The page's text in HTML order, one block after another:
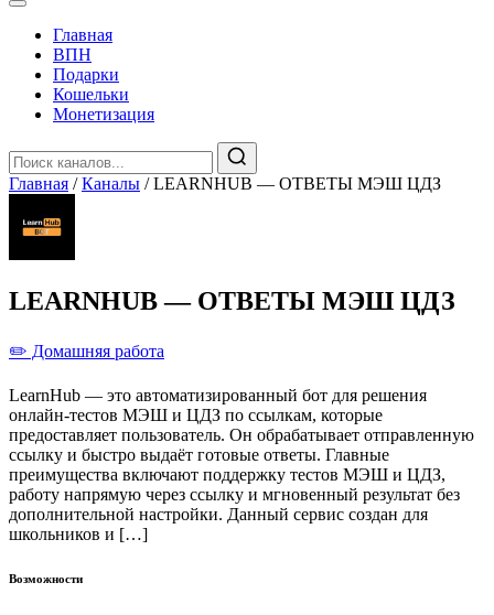
Главная
️ВПН
Подарки
Кошельки
Монетизация
Главная / Каналы / LEARNHUB — ОТВЕТЫ МЭШ ЦДЗ
LEARNHUB — ОТВЕТЫ МЭШ ЦДЗ
✏️ Домашняя работа
LearnHub — это автоматизированный бот для решения
онлайн-тестов МЭШ и ЦДЗ по ссылкам, которые
предоставляет пользователь. Он обрабатывает отправленную
ссылку и быстро выдаёт готовые ответы. Главные
преимущества включают поддержку тестов МЭШ и ЦДЗ,
работу напрямую через ссылку и мгновенный результат без
дополнительной настройки. Данный сервис создан для
школьников и […]
Возможности